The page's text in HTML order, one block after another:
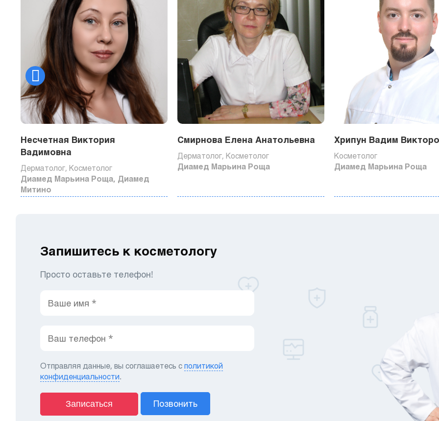
Несчетная Виктория
Вадимовна
Дерматолог, Косметолог
Диамед Марьина Роща, Диамед
Митино
Смирнова Елена Анатольевна
Дерматолог, Косметолог
Диамед Марьина Роща
Хрипун Вадим
Косметолог
Диамед Марьина Роща
Запишитесь к косметологу
Просто оставьте телефон!
Отправляя данные, вы соглашаетесь с политикой
конфиденциальности.
Записаться Позвонить